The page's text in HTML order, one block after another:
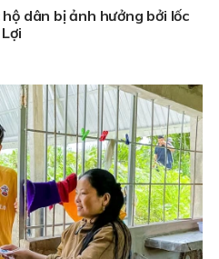
dân bị ảnh hưởng bởi lốc